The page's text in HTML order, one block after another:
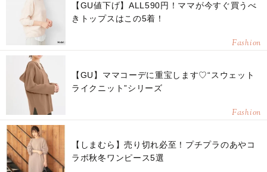
【GU値下げ】ALL590円！ママが今すぐ買うべ
きトップスはこの5着！
Fashion
【GU】ママコーデに重宝します♡“スウェット
ライクニット”シリーズ
Fashion
【しまむら】売り切れ必至！プチプラのあやコ
ラボ秋冬ワンピース5選